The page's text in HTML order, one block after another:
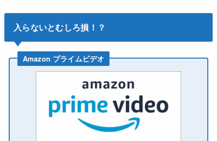
入らないとむしろ損！？
Amazon プライムビデオ